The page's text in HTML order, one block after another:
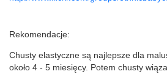
Rekomendacje:
Chusty elastyczne są najlepsze dla
około 4 - 5 miesięcy. Potem chusty